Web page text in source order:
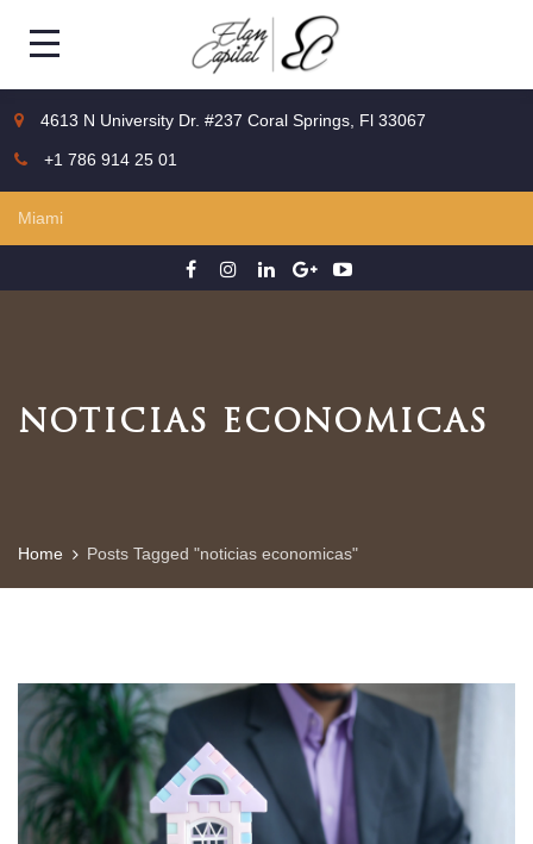
4613 N University Dr. #237 Coral Springs, Fl 33067
+1 786 914 25 01
NOTICIAS ECONOMICAS
Home Posts Tagged "noticias economicas"